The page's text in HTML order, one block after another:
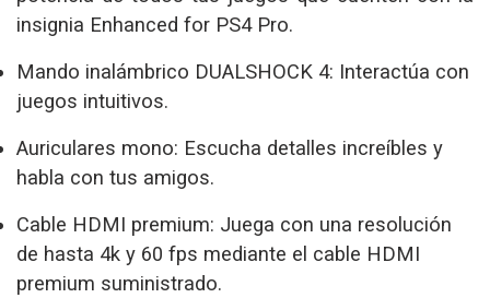
insignia Enhanced for PS4 Pro.
Mando inalámbrico DUALSHOCK 4: Interactúa con
juegos intuitivos.
Auriculares mono: Escucha detalles increíbles y
habla con tus amigos.
Cable HDMI premium: Juega con una resolución
de hasta 4k y 60 fps mediante el cable HDMI
premium suministrado.